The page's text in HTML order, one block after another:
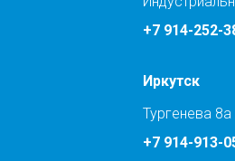
+7 914-252-
Иркутск
Тургенева
+7 914-913-